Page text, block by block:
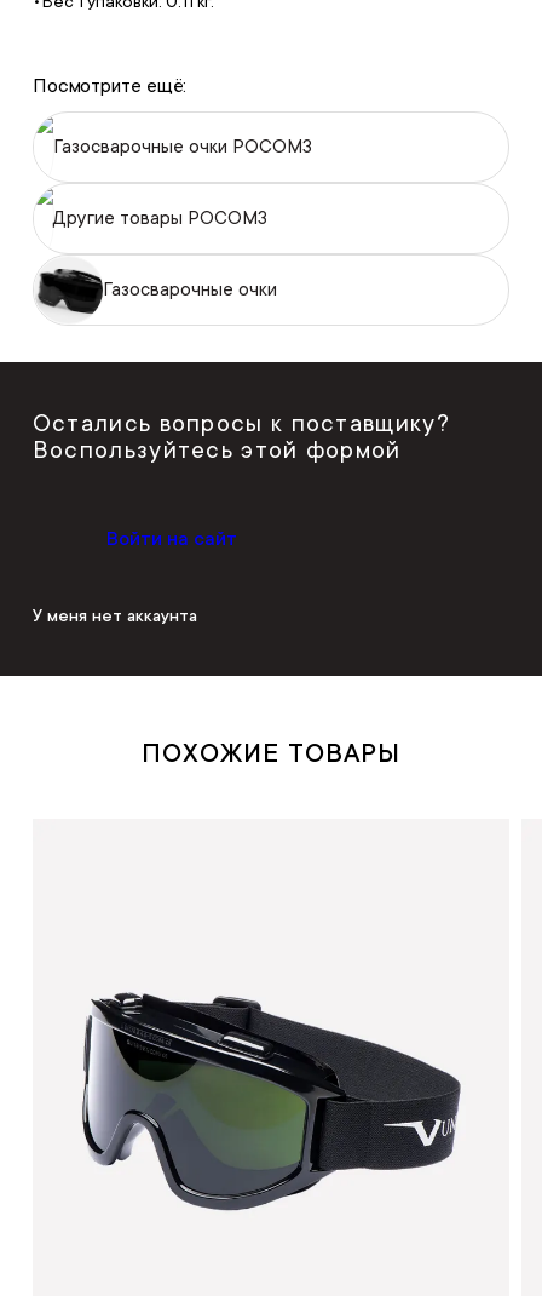
Посмотрите ещё:
Газосварочные очки РОСОМЗ
Другие товары РОСОМЗ
Газосварочные очки
Остались вопросы к поставщику?
Воспользуйтесь этой формой
Войти на сайт
У меня нет аккаунта
ПОХОЖИЕ ТОВАРЫ